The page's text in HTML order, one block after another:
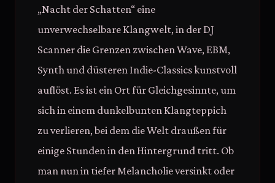
„Nacht der Schatten“ eine
unverwechselbare Klangwelt, in der DJ
Scanner die Grenzen zwischen Wave, EBM,
Synth und düsteren Indie-Classics kunstvoll
auflöst. Es ist ein Ort für Gleichgesinnte, um
sich in einem dunkelbunten Klangteppich
zu verlieren, bei dem die Welt draußen für
einige Stunden in den Hintergrund tritt. Ob
man nun in tiefer Melancholie versinkt oder